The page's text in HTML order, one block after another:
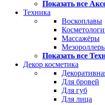
Показать все
Техника
Воскоплавы
Массажёры
Показать все
Декор косметика
Для бровей
Для губ
Для лица